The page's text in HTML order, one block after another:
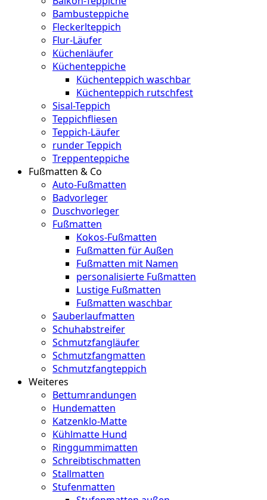
Bambusteppiche
Fleckerlteppich
Flur-Läufer
Küchenläufer
Küchenteppiche
Küchenteppich waschbar
Küchenteppich rutschfest
Sisal-Teppich
Teppichfliesen
Teppich-Läufer
runder Teppich
Treppenteppiche
Fußmatten & Co
Auto-Fußmatten
Badvorleger
Duschvorleger
Fußmatten
Kokos-Fußmatten
Fußmatten für Außen
Fußmatten mit Namen
personalisierte Fußmatten
Lustige Fußmatten
Fußmatten waschbar
Sauberlaufmatten
Schuhabstreifer
Schmutzfangläufer
Schmutzfangmatten
Schmutzfangteppich
Weiteres
Bettumrandungen
Hundematten
Katzenklo-Matte
Kühlmatte Hund
Ringgummimatten
Schreibtischmatten
Stallmatten
Stufenmatten